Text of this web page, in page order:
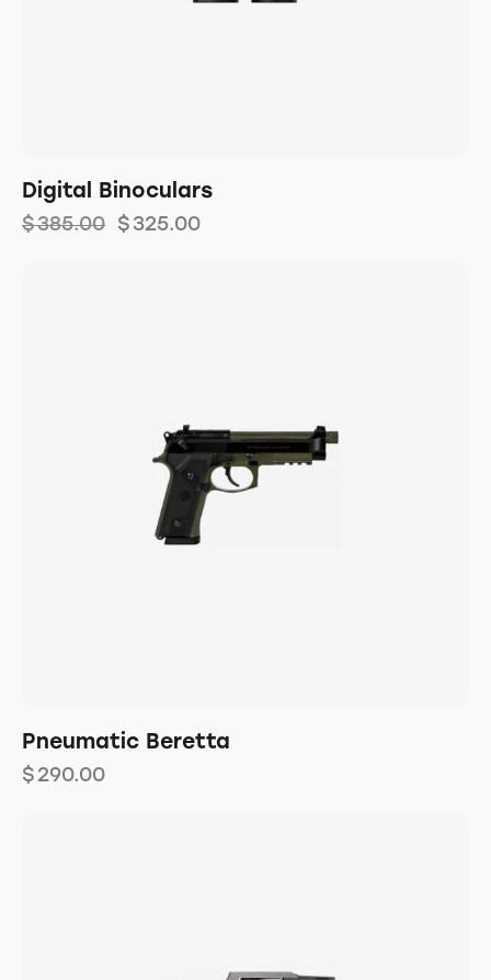
Digital Binoculars
$385.00 $325.00
Pneumatic Beretta
$290.00